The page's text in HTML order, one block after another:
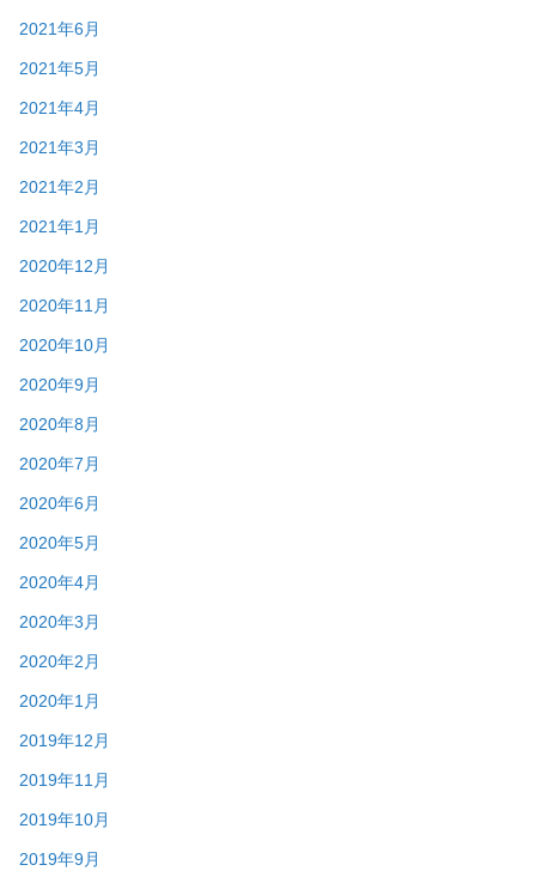
2021年6月
2021年5月
2021年4月
2021年3月
2021年2月
2021年1月
2020年12月
2020年11月
2020年10月
2020年9月
2020年8月
2020年7月
2020年6月
2020年5月
2020年4月
2020年3月
2020年2月
2020年1月
2019年12月
2019年11月
2019年10月
2019年9月